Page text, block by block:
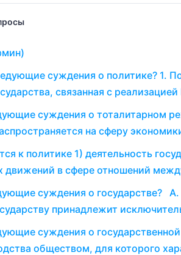
суждения о политике? 1.
связанная с
суждения о тоталитарном
на сферу
к политике 1) деятельность
движений в сфере отношений
суждения о государстве?
принадлежит
суждения о
обществом, для которого